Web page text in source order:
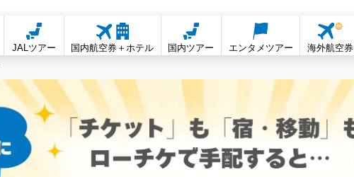
JALツアー 国内航空券＋ホテル 国内ツアー エンタメツアー 海外航空券